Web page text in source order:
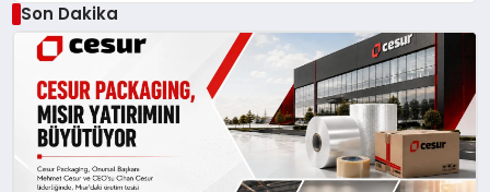
Son Dakika